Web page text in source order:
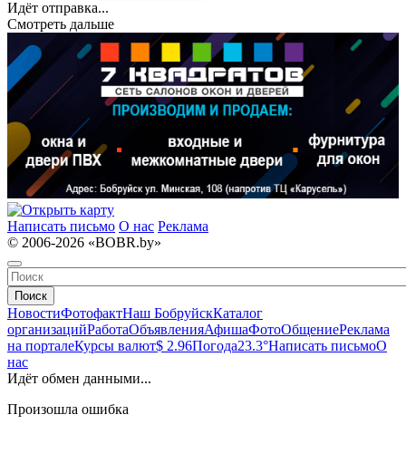
Идёт отправка...
Смотреть дальше
Написать письмо О нас Реклама
© 2006-2026 «BOBR.by»
Поиск
НовостиФотофактНаш БобруйскКаталог
организацийРаботаОбъявленияАфишаФотоОбщениеРеклама
на порталеКурсы валют$ 2.96Погода23.3°Написать письмоО
нас
Идёт обмен данными...
Произошла ошибка